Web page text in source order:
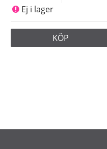
Ej i lager
KÖP